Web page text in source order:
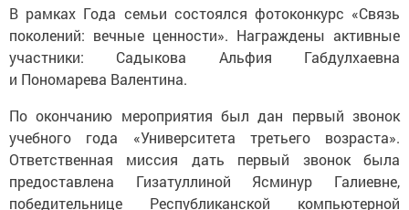
В рамках Года семьи состоялся фотоконкурс «Связь
поколений: вечные ценности». Награждены активные
участники: Садыкова Альфия Габдулхаевна
и Пономарева Валентина.
По окончанию мероприятия был дан первый звонок
учебного года «Университета третьего возраста».
Ответственная миссия дать первый звонок была
предоставлена Гизатуллиной Ясминур Галиевне,
победительнице Республиканской компьютерной